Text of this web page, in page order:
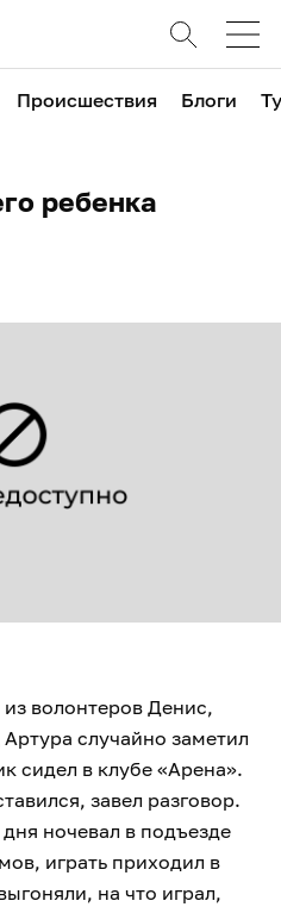
Происшествия Блоги
ребенка
волонтеров Денис,
случайно заметил
сидел в клубе «Арена».
завел разговор.
ночевал в подъезде
играть приходил в
на что играл,